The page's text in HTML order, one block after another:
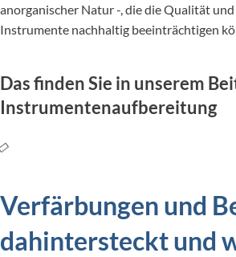
anorganischer Natur -, die die Qualität
Instrumente nachhaltig beeinträchtigen
Das finden Sie in unserem
Instrumentenaufbereitung
Verfärbungen und
dahintersteckt und